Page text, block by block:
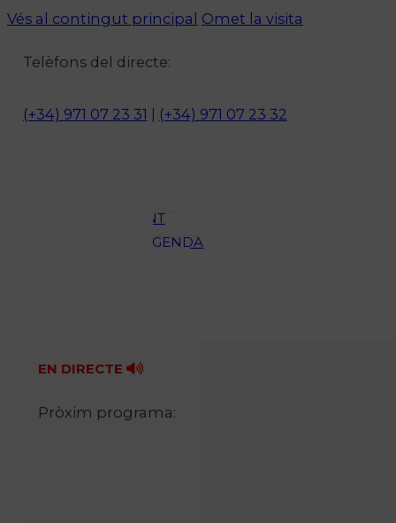
Vés al contingut principal Omet la visita
Telèfons del directe:
(+34) 971 07 23 31 (+34) 971 07 23 32
OCI
AMBIENT
AGENDA
Fes-te'n soci!
EN DIRECTE
Pròxim programa: